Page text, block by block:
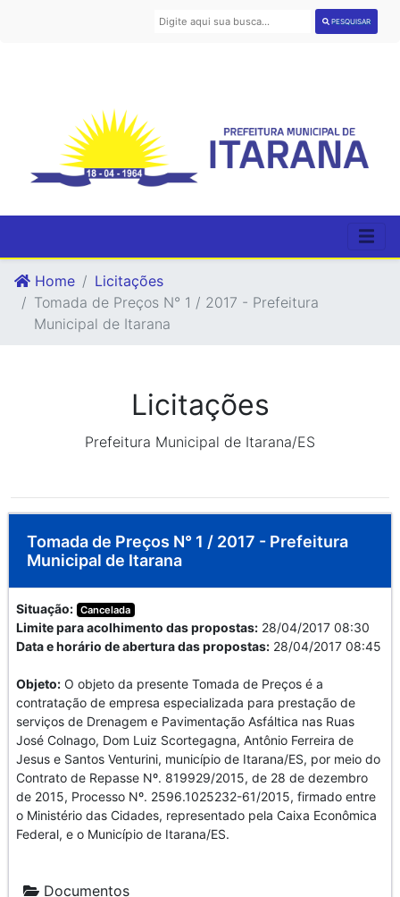
PESQUISAR
Home
Licitações
Tomada de Preços N° 1 / 2017 - Prefeitura
Municipal de Itarana
Licitações
Prefeitura Municipal de Itarana/ES
Tomada de Preços N° 1 / 2017 - Prefeitura
Municipal de Itarana
Situação: Cancelada
Limite para acolhimento das propostas: 28/04/2017 08:30
Data e horário de abertura das propostas: 28/04/2017 08:45
Objeto: O objeto da presente Tomada de Preços é a
contratação de empresa especializada para prestação de
serviços de Drenagem e Pavimentação Asfáltica nas Ruas
José Colnago, Dom Luiz Scortegagna, Antônio Ferreira de
Jesus e Santos Venturini, município de Itarana/ES, por meio do
Contrato de Repasse Nº. 819929/2015, de 28 de dezembro
de 2015, Processo Nº. 2596.1025232-61/2015, firmado entre
o Ministério das Cidades, representado pela Caixa Econômica
Federal, e o Município de Itarana/ES.
Documentos